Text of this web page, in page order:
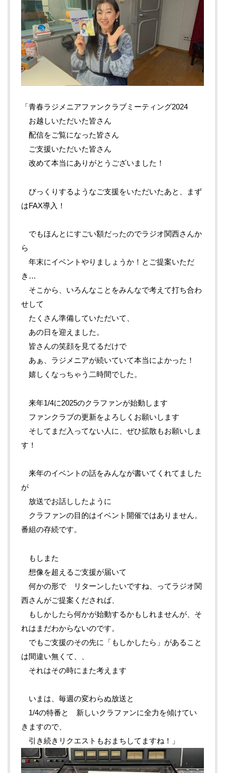
「青春ラジメニアファンクラブミーティング2024
お越しいただいた皆さん
配信をご覧になった皆さん
ご支援いただいた皆さん
改めて本当にありがとうございました！
びっくりするようなご支援をいただいたあと、まず
はFAX導入！
でもほんとにすごい額だったのでラジオ関西さんか
ら
年末にイベントやりましょうか！とご提案いただ
き…
そこから、いろんなことをみんなで考えて打ち合わ
せして
たくさん準備していただいて、
あの日を迎えました。
皆さんの笑顔を見てるだけで
あぁ、ラジメニアが続いていて本当によかった！
嬉しくなっちゃう二時間でした。
来年1/4に2025のクラファンが始動します
ファンクラブの更新をよろしくお願いします
そしてまだ入ってない人に、ぜひ拡散もお願いしま
す！
来年のイベントの話をみんなが書いてくれてました
が
放送でお話ししたように
クラファンの目的はイベント開催ではありません。
番組の存続です。
もしまた
想像を超えるご支援が届いて
何かの形で リターンしたいですね、ってラジオ関
西さんがご提案くだされば、
もしかしたら何かが始動するかもしれませんが、そ
れはまだわからないのです。
でもご支援のその先に「もしかしたら」があること
は間違い無くて、、
それはその時にまた考えます
いまは、毎週の変わらぬ放送と
1/4の特番と 新しいクラファンに全力を傾けてい
きますので、
引き続きリクエストもおまちしてますね！」